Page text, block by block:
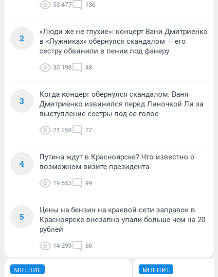
53 477 136
2
«Люди же не глухие»: концерт Вани Дмитриенко
в «Лужниках» обернулся скандалом — его
сестру обвинили в пении под фанеру
30 198 48
3
Когда концерт обернулся скандалом. Ваня
Дмитриенко извинился перед Линочкой Ли за
выступление сестры под ее голос
21 258 22
4
Путина ждут в Красноярске? Что известно о
возможном визите президента
19 653 99
5
Цены на бензин на краевой сети заправок в
Красноярске внезапно упали больше чем на 20
рублей
14 299 60
МНЕНИЕ МНЕНИЕ